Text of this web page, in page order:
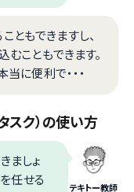
ともできますし、
こともできます。
に便利で・・・
ク）の使い方
テキトー教師
ましょ
任せる